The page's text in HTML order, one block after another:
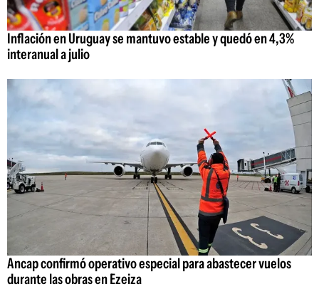
Inflación en Uruguay se mantuvo estable y quedó en 4,3%
interanual a julio
Ancap confirmó operativo especial para abastecer vuelos
durante las obras en Ezeiza